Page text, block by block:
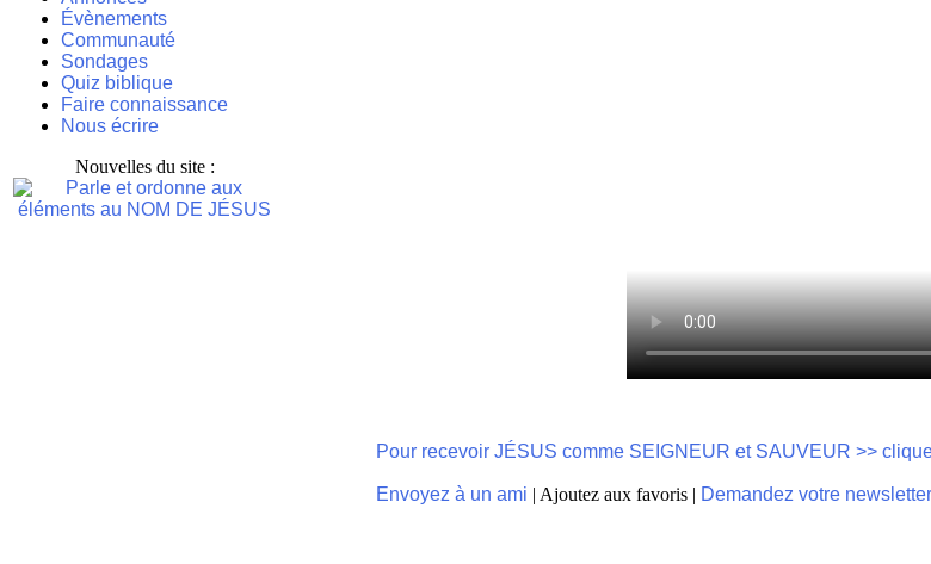
Évènements
Communauté
Sondages
Quiz biblique
Faire connaissance
Nous écrire
Nouvelles du site :
Pour recevoir JÉSUS comme SEIGNEUR et SAUVEUR >>
Envoyez à un ami | Ajoutez aux favoris | Demandez votre